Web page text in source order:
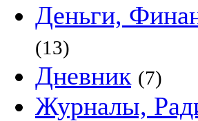
Деньги,
(13)
Дневник (7)
Журналы,